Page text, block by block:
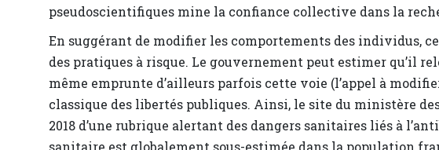
pseudoscientifiques mine la confiance collective dans la
En suggérant de modifier les comportements des individus,
des pratiques à risque. Le gouvernement peut estimer qu’il
même emprunte d’ailleurs parfois cette voie (l’appel à
classique des libertés publiques. Ainsi, le site du ministère
2018 d’une rubrique alertant des dangers sanitaires liés à
sanitaire est globalement sous-estimée dans la population